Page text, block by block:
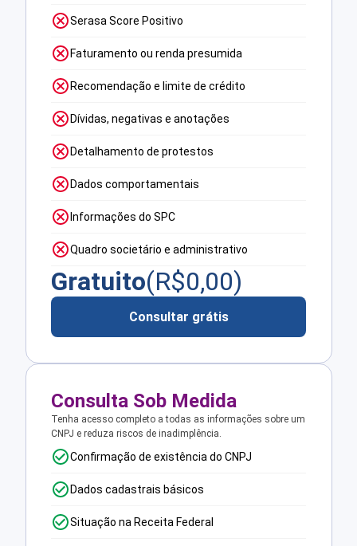
Serasa Score Positivo
Faturamento ou renda presumida
Recomendação e limite de crédito
Dívidas, negativas e anotações
Detalhamento de protestos
Dados comportamentais
Informações do SPC
Quadro societário e administrativo
Gratuito(R$0,00)
Consultar grátis
Consulta Sob Medida
Tenha acesso completo a todas as informações sobre um
CNPJ e reduza riscos de inadimplência.
Confirmação de existência do CNPJ
Dados cadastrais básicos
Situação na Receita Federal